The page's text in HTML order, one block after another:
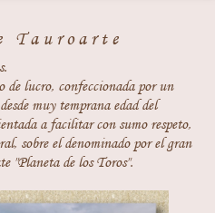
Tauroarte
de lucro, confeccionada por un
muy temprana edad del
a facilitar con sumo respeto,
sobre el denominado por el gran
"Planeta de los Toros".